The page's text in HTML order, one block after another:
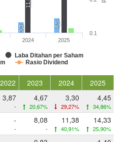
3,3
4,5
11,4
Laba Ditahan per Saham
Rasio Dividend
2024 2025
0.1
2022 2023 2024
2025
3,87
-
4,67
20,67%
3,30
29,27%
4,45
34,86%
-
-
8,08
-
11,38
40,91%
14,33
25,90%